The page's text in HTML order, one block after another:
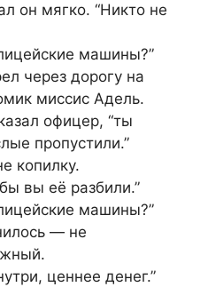
он мягко. “Никто не
машины?”
через дорогу на
миссис Адель.
офицер, “ты
пропустили.”
копилку.
вы её разбили.”
машины?”
— не
ценнее денег.”